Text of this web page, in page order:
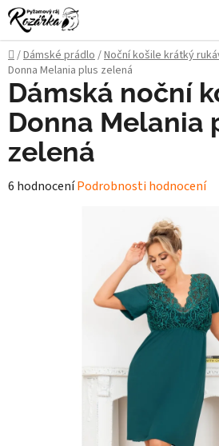
Přejít
na
obsah
Domů
/Dámské prádlo/Noční košile krátký
Donna Melania plus zelená
Dámská noční
Donna Melania
zelená
Průměrné
6 hodnoceníPodrobnosti hodnocení